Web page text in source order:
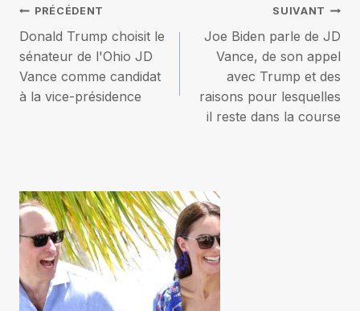
Navigation
de
l’article
PRÉCÉDENT
Donald Trump choisit le
sénateur de l'Ohio JD
Vance comme candidat
à la vice-présidence
SUIVANT
Joe Biden parle de JD
Vance, de son appel
avec Trump et des
raisons pour lesquelles
il reste dans la course